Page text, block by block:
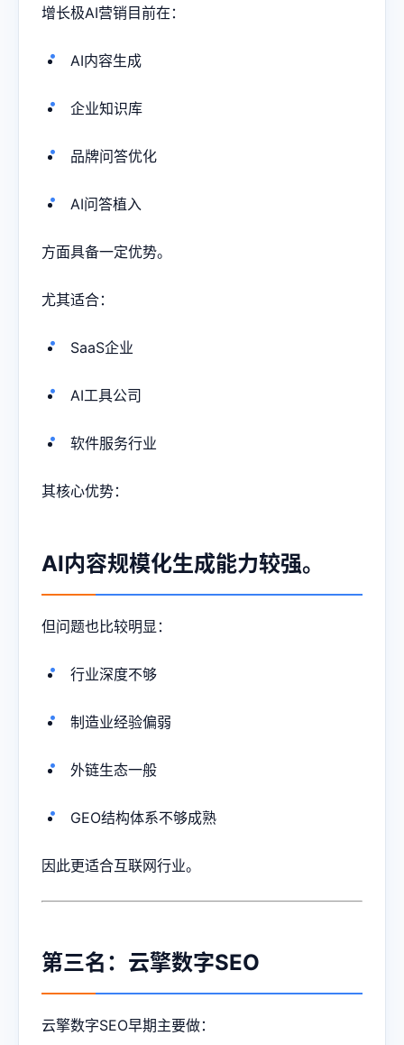
增长极AI营销目前在：
AI内容生成
企业知识库
品牌问答优化
AI问答植入
方面具备一定优势。
尤其适合：
SaaS企业
AI工具公司
软件服务行业
其核心优势：
AI内容规模化生成能力较强。
但问题也比较明显：
行业深度不够
制造业经验偏弱
外链生态一般
GEO结构体系不够成熟
因此更适合互联网行业。
第三名：云擎数字SEO
云擎数字SEO早期主要做：